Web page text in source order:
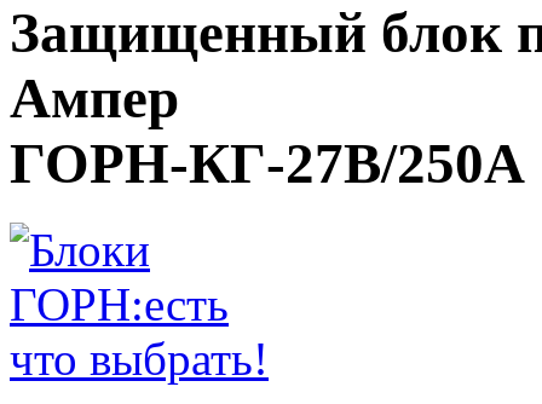
Защищенный блок
Ампер
ГОРН-КГ-27В/250А